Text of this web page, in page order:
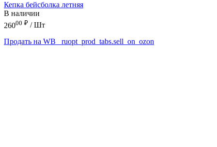
Кепка бейсболка летняя
В наличии
26000 ₽ / Шт
Продать на WB
_ruopt_prod_tabs.sell_on_ozon